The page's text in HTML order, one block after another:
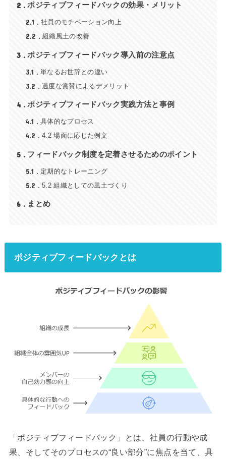
2 ポジティブフィードバックの効果・メリット
2.1 社員のモチベーション向上
2.2 組織風土の改善
3 ポジティブフィードバック導入前の注意点
3.1 単なるお世辞との違い
3.2 過度な賞賛によるデメリット
4 ポジティブフィードバック実践方法と事例
4.1 具体的なプロセス
4.2 4.2 場面に応じた例文
5 フィードバック制度を定着させるためのポイント
5.1 定期的なトレーニング
5.2 5.2 組織としての風土づくり
6 まとめ
ポジティブフィードバックとは
「ポジティブフィードバック」とは、社員の行動や成
果、そしてそのプロセスの“良い部分”に焦点を当て、具